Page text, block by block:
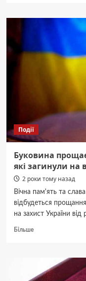
хаб,
школа
на
Події
Буковина
які загинули на
2 роки тому назад
Вічна пам'ять та
відбудеться
на захист України від
БільшеДокладніше
двома